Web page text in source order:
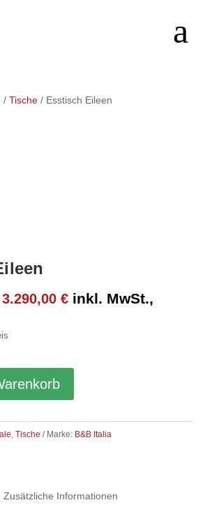
/Tische / Esstisch Eileen
Ursprünglicher
war:
3.290,00€Aktueller
inkl. MwSt.,
,Tische Marke: B&B Italia
Zusätzliche Informationen